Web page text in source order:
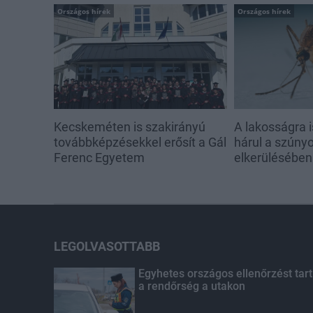
Országos hírek
Kecskeméten is szakirányú
továbbképzésekkel erősít a Gál
Ferenc Egyetem
Országos hírek
A lakosságra
hárul a
elkerülésében
LEGOLVASOTTABB
Egyhetes országos ellenőrzést tart
a rendőrség a utakon